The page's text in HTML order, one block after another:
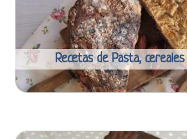
Recetas de Pasta,